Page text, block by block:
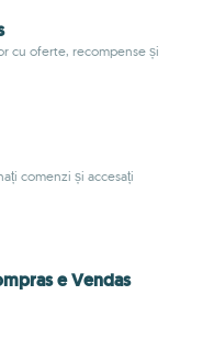
cu oferte, recompense și
comenzi și accesați
e Vendas